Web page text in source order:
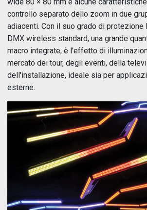
controllo separato dello zoom in due
adiacenti. Con il suo grado di protezione
DMX wireless standard, una grande
macro integrate, è l'effetto di
mercato dei tour, degli eventi, della
dell'installazione, ideale sia per
esterne.